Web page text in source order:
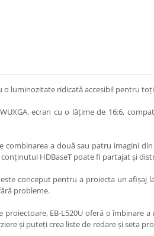
o luminozitate ridicată accesibil pentru
ecran cu o lățime de 16:6,
a două sau patru imagini
HDBaseT poate fi partajat și
conceput pentru a proiecta un afișaj
probleme.
EB-L520U oferă o îmbinare
și puteți crea liste de redare și seta